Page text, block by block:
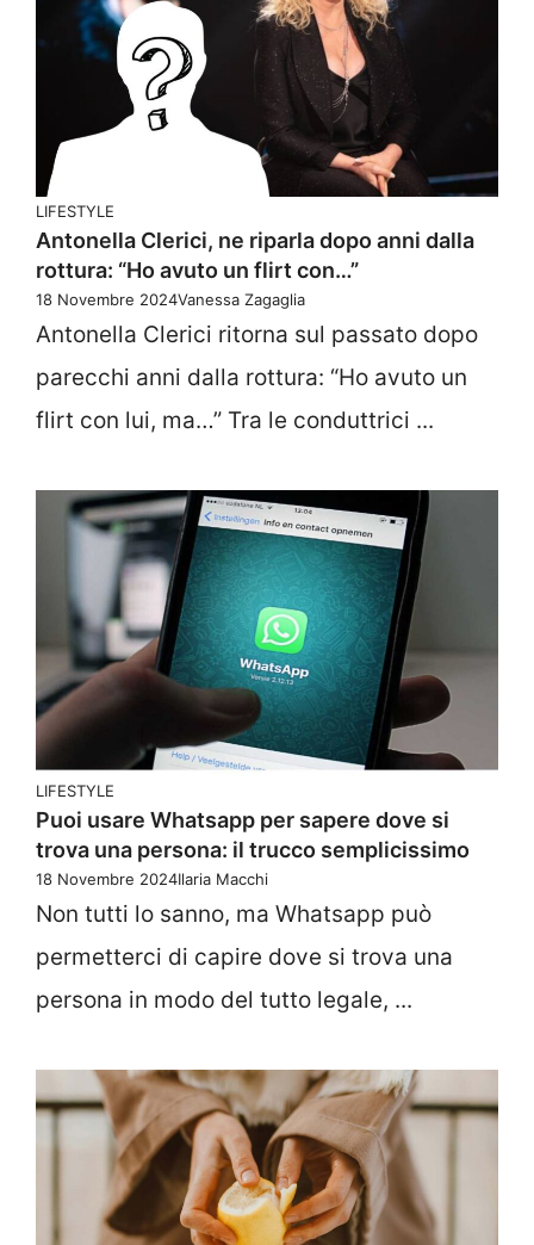
LIFESTYLE
Antonella Clerici, ne riparla dopo anni dalla
rottura: “Ho avuto un flirt con…”
18 Novembre 2024Vanessa Zagaglia
Antonella Clerici ritorna sul passato dopo
parecchi anni dalla rottura: “Ho avuto un
flirt con lui, ma…” Tra le conduttrici ...
LIFESTYLE
Puoi usare Whatsapp per sapere dove si
trova una persona: il trucco semplicissimo
18 Novembre 2024Ilaria Macchi
Non tutti lo sanno, ma Whatsapp può
permetterci di capire dove si trova una
persona in modo del tutto legale, ...